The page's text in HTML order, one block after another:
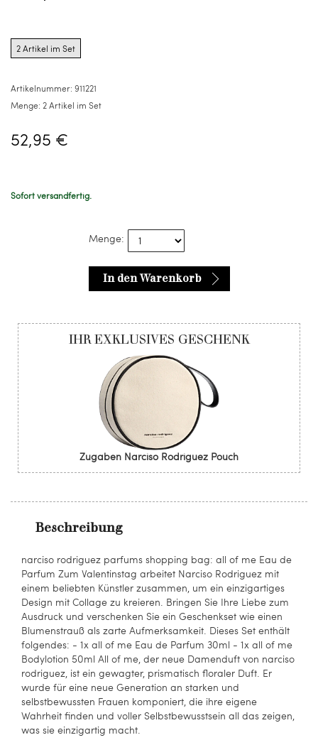
options
for
im
Set
2 Artikel im Set
Artikelnummer: 911221
Menge: 2 Artikel im Set
52,95 €
Sofort versandfertig.
Menge:
In den Warenkorb
Beschreibung
narciso rodriguez parfums shopping bag: all of me Eau de
Parfum Zum Valentinstag arbeitet Narciso Rodriguez mit
einem beliebten Künstler zusammen, um ein einzigartiges
Design mit Collage zu kreieren. Bringen Sie Ihre Liebe zum
Ausdruck und verschenken Sie ein Geschenkset wie einen
Blumenstrauß als zarte Aufmerksamkeit. Dieses Set enthält
folgendes: - 1x all of me Eau de Parfum 30ml - 1x all of me
Bodylotion 50ml All of me, der neue Damenduft von narciso
rodriguez, ist ein gewagter, prismatisch floraler Duft. Er
wurde für eine neue Generation an starken und
selbstbewussten Frauen komponiert, die ihre eigene
Wahrheit finden und voller Selbstbewusstsein all das zeigen,
was sie einzigartig macht.
IHR EXKLUSIVES GESCHENK
Zugaben Narciso Rodriguez Pouch